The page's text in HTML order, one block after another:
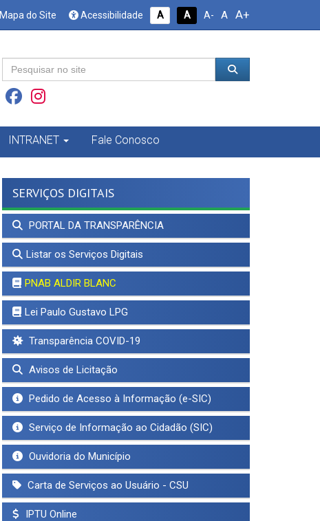
Mapa do Site Acessibilidade A A A- A A+
INTRANET Fale Conosco
SERVIÇOS DIGITAIS
PORTAL DA TRANSPARÊNCIA
Listar os Serviços Digitais
PNAB ALDIR BLANC
Lei Paulo Gustavo LPG
Transparência COVID-19
Avisos de Licitação
Pedido de Acesso à Informação (e-SIC)
Serviço de Informação ao Cidadão (SIC)
Ouvidoria do Município
Carta de Serviços ao Usuário - CSU
IPTU Online